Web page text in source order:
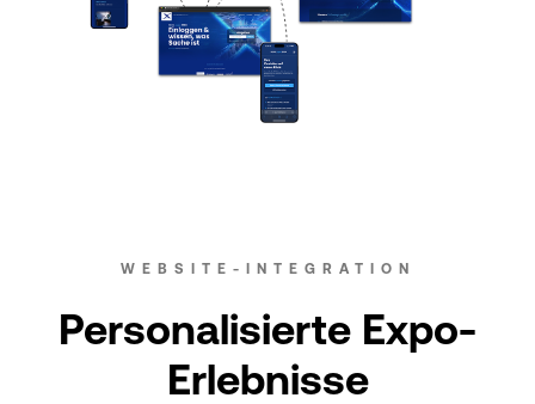
WEBSITE-INTEGRATION
Personalisierte Expo-
Erlebnisse